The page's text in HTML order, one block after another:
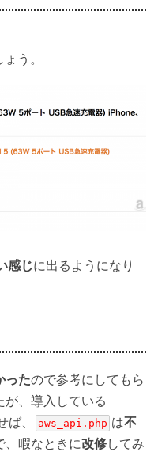
う。
感じに出るようになり
ったので参考にしてもら
が、導入している
ば、
aws_api.php は不
、暇なときに改修してみ